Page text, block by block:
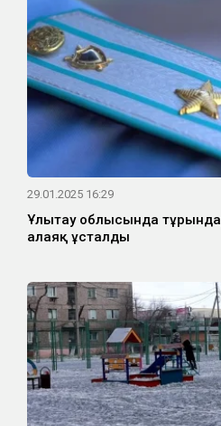
29.01.2025 16:29
Ұлытау облысында
алаяқ ұсталды